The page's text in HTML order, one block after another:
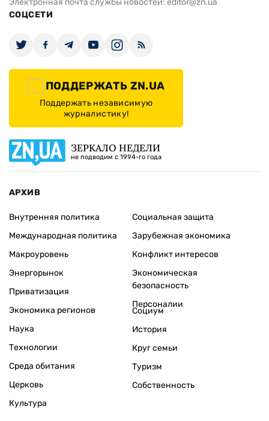
СОЦСЕТИ
ПОДДЕРЖАТЬ ZN.UA
Поддержать независимую
журналистику!
ЗЕРКАЛО НЕДЕЛИ
не подводим с 1994-го года
АРХИВ
Внутренняя политика
Международная политика
Макроуровень
Энергорынок
Приватизация
Экономика регионов
Социальная защита
Зарубежная экономика
Конфликт интересов
Экономическая
безопасность
Персоналии
Наука
Технологии
Среда обитания
Церковь
Культура
Социум
История
Круг семьи
Туризм
Собственность